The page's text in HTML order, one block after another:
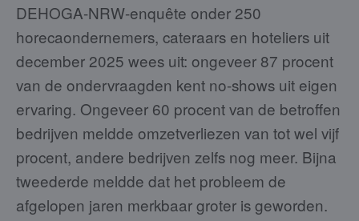
DEHOGA-NRW-enquête onder 250
horecaondernemers, cateraars en hoteliers uit
december 2025 wees uit: ongeveer 87 procent
van de ondervraagden kent no-shows uit eigen
ervaring. Ongeveer 60 procent van de betroffen
bedrijven meldde omzetverliezen van tot wel vijf
procent, andere bedrijven zelfs nog meer. Bijna
tweederde meldde dat het probleem de
afgelopen jaren merkbaar groter is geworden.